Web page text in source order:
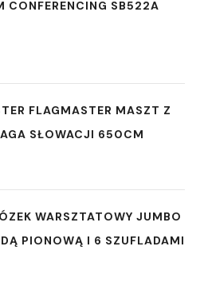
CONFERENCING SB522A
FLAGMASTER MASZT Z
SŁOWACJI 650CM
WARSZTATOWY JUMBO
PIONOWĄ I 6 SZUFLADAMI